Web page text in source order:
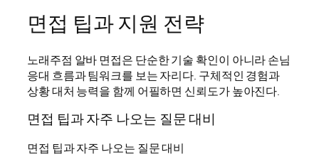
면접 팁과 지원 전략
노래주점 알바 면접은 단순한 기술 확인이 아니라 손님
응대 흐름과 팀워크를 보는 자리다. 구체적인 경험과
상황 대처 능력을 함께 어필하면 신뢰도가 높아진다.
면접 팁과 자주 나오는 질문 대비
면접 팁과 자주 나오는 질문 대비